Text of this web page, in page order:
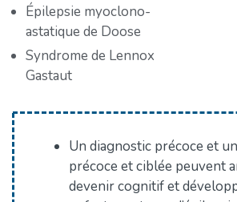
Épilepsie myoclono-
astatique de Doose
Syndrome de Lennox
Gastaut
Un diagnostic précoce et
précoce et ciblée peuvent
devenir cognitif et